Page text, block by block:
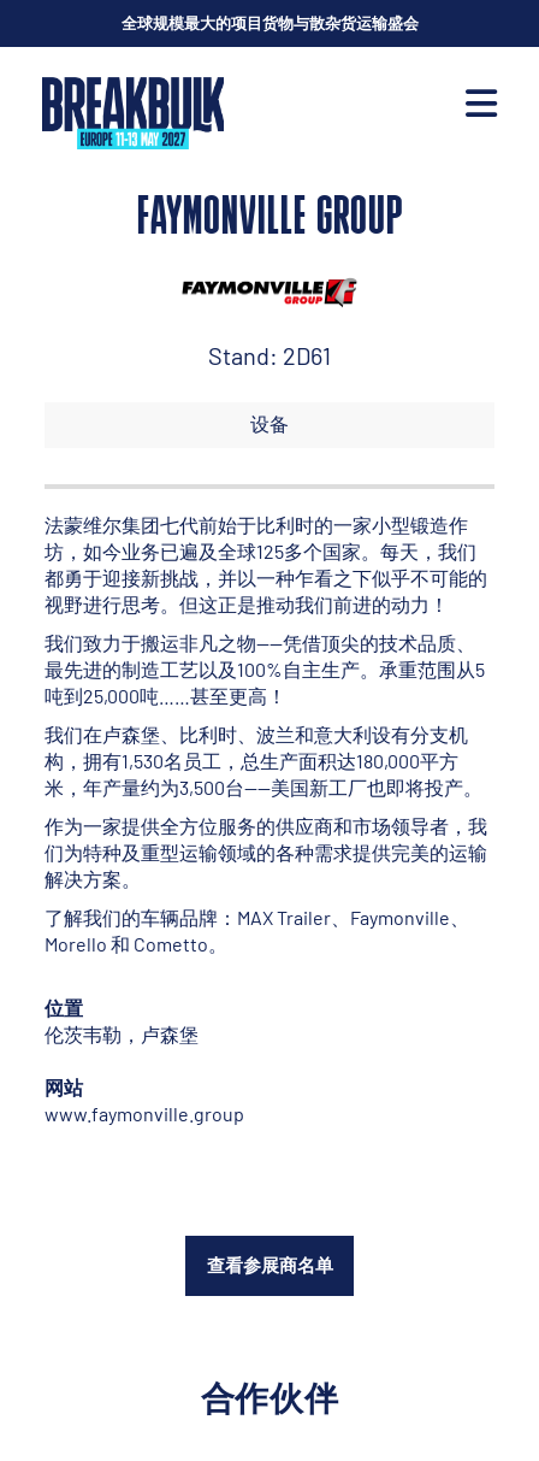
全球规模最大的项目货物与散杂货运输盛会
FAYMONVILLE GROUP
Stand: 2D61
设备
法蒙维尔集团七代前始于比利时的一家小型锻造作
坊，如今业务已遍及全球125多个国家。每天，我们
都勇于迎接新挑战，并以一种乍看之下似乎不可能的
视野进行思考。但这正是推动我们前进的动力！
我们致力于搬运非凡之物——凭借顶尖的技术品质、
最先进的制造工艺以及100%自主生产。承重范围从5
吨到25,000吨……甚至更高！
我们在卢森堡、比利时、波兰和意大利设有分支机
构，拥有1,530名员工，总生产面积达180,000平方
米，年产量约为3,500台——美国新工厂也即将投产。
作为一家提供全方位服务的供应商和市场领导者，我
们为特种及重型运输领域的各种需求提供完美的运输
解决方案。
了解我们的车辆品牌：MAX Trailer、Faymonville、
Morello 和 Cometto。
位置
伦茨韦勒，卢森堡
网站
www.faymonville.group
查看参展商名单
合作伙伴